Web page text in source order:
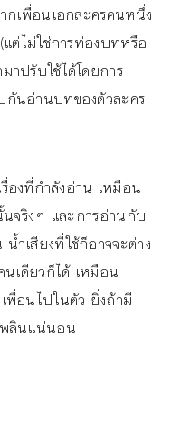
กเพื่อนเอกละครคนหนึ่ง
ต่ไม่ใช่การท่องบทหรือ
ปรับใช้ได้โดยการ
นอ่านบทของตัวละคร
องที่กำลังอ่าน เหมือน
นจริงๆ และการอ่านกับ
ำเสียงที่ใช้ก็อาจจะต่าง
นเดียวก็ได้ เหมือน
พื่อนไปในตัว ยิ่งถ้ามี
ลินแน่นอน